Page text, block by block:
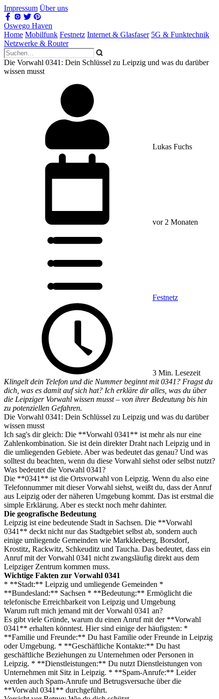
Impressum Über uns
Oswego Haven
Home Mobilfunk Festnetz Internet & Glasfaser 5G & Funktechnik
Netzwerke & Router
Die Vorwahl 0341: Dein Schlüssel zu Leipzig und was du darüber
wissen musst
Lukas Fuchs
vor 2 Monaten
Festnetz
3 Min. Lesezeit
Klingelt dein Telefon und die Nummer beginnt mit 0341? Fragst du
dich, was es damit auf sich hat? Ich erkläre dir alles, was du über
die Leipziger Vorwahl wissen musst – von ihrer Bedeutung bis hin
zu potenziellen Gefahren.
Die Vorwahl 0341: Dein Schlüssel zu Leipzig und was du darüber
wissen musst
Ich sag's dir gleich: Die **Vorwahl 0341** ist mehr als nur eine
Zahlenkombination. Sie ist dein direkter Draht nach Leipzig und in
die umliegenden Gebiete. Aber was bedeutet das genau? Und was
solltest du beachten, wenn du diese Vorwahl siehst oder selbst nutzt?
Was bedeutet die Vorwahl 0341?
Die **0341** ist die Ortsvorwahl von Leipzig. Wenn du also eine
Telefonnummer mit dieser Vorwahl siehst, weißt du, dass der Anruf
aus Leipzig oder der näheren Umgebung kommt. Das ist erstmal die
simple Erklärung. Aber es steckt noch mehr dahinter.
Die geografische Bedeutung
Leipzig ist eine bedeutende Stadt in Sachsen. Die **Vorwahl
0341** deckt nicht nur das Stadtgebiet selbst ab, sondern auch
einige umliegende Gemeinden wie Markkleeberg, Borsdorf,
Krostitz, Rackwitz, Schkeuditz und Taucha. Das bedeutet, dass ein
Anruf mit der Vorwahl 0341 nicht zwangsläufig direkt aus dem
Leipziger Zentrum kommen muss.
Wichtige Fakten zur Vorwahl 0341
* **Stadt:** Leipzig und umliegende Gemeinden *
**Bundesland:** Sachsen * **Bedeutung:** Ermöglicht die
telefonische Erreichbarkeit von Leipzig und Umgebung
Warum ruft mich jemand mit der Vorwahl 0341 an?
Es gibt viele Gründe, warum du einen Anruf mit der **Vorwahl
0341** erhalten könntest. Hier sind einige der häufigsten: *
**Familie und Freunde:** Du hast Familie oder Freunde in Leipzig
oder Umgebung. * **Geschäftliche Kontakte:** Du hast
geschäftliche Beziehungen zu Unternehmen oder Personen in
Leipzig. * **Dienstleistungen:** Du nutzt Dienstleistungen von
Unternehmen mit Sitz in Leipzig. * **Spam-Anrufe:** Leider
werden auch Spam-Anrufe und Betrugsversuche über die
**Vorwahl 0341** durchgeführt.